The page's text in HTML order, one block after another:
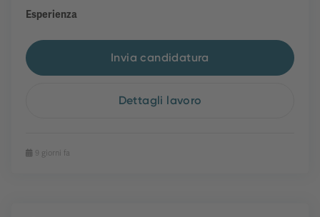
Esperienza
Invia candidatura
Dettagli lavoro
9 giorni fa